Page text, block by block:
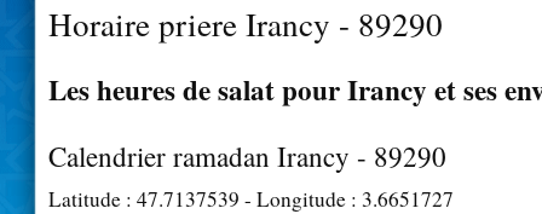
Horaire priere Irancy - 89290
Les heures de salat pour Irancy et ses
Calendrier ramadan Irancy - 89290
Latitude : 47.7137539 - Longitude : 3.6651727